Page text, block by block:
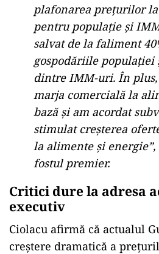
plafonarea prețurilor
pentru populație și
salvat de la faliment
gospodăriile populației
dintre IMM-uri. În
marja comercială la
bază și am acordat
stimulat creșterea
la alimente și energie”,
fostul premier.
Critici dure la adresa
executiv
Ciolacu afirmă că actualul
creștere dramatică a